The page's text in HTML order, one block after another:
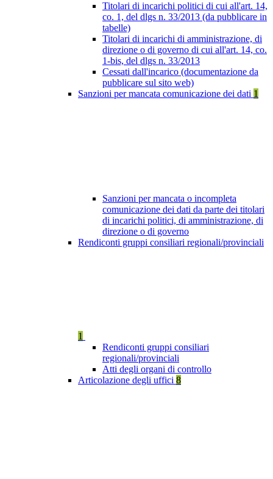
Titolari di incarichi politici di cui all'art. 14,
co. 1, del dlgs n. 33/2013 (da pubblicare in
tabelle)
Titolari di incarichi di amministrazione, di
direzione o di governo di cui all'art. 14, co.
1-bis, del dlgs n. 33/2013
Cessati dall'incarico (documentazione da
pubblicare sul sito web)
Sanzioni per mancata comunicazione dei dati 1
Sanzioni per mancata o incompleta
comunicazione dei dati da parte dei titolari
di incarichi politici, di amministrazione, di
direzione o di governo
Rendiconti gruppi consiliari regionali/provinciali
1
Rendiconti gruppi consiliari
regionali/provinciali
Atti degli organi di controllo
Articolazione degli uffici 8